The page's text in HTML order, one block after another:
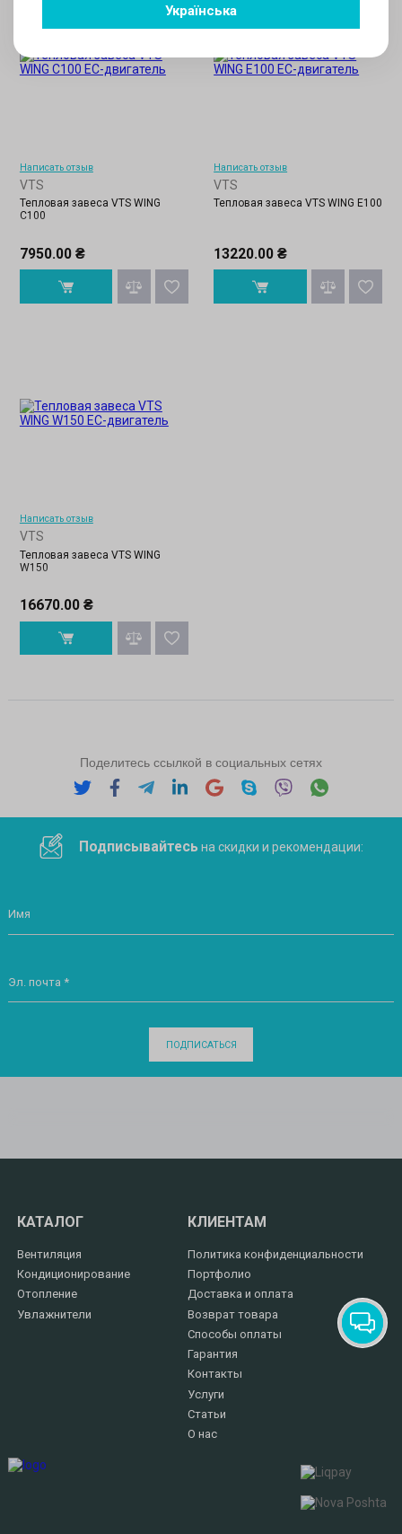
Українська
Написать отзыв
VTS
Тепловая завеса VTS WING
C100
7950.00 ₴
Написать отзыв
VTS
Тепловая завеса VTS WING Е100
13220.00 ₴
Написать отзыв
VTS
Тепловая завеса VTS WING
W150
16670.00 ₴
Поделитесь ссылкой в социальных сетях
Подписывайтесьна скидки и рекомендации:
Имя
Эл. почта *
ПОДПИСАТЬСЯ
КАТАЛОГ
Вентиляция
Кондиционирование
Отопление
Увлажнители
КЛИЕНТАМ
Политика конфиденциальности
Портфолио
Доставка и оплата
Возврат товара
Способы оплаты
Гарантия
Контакты
Услуги
Статьи
О нас